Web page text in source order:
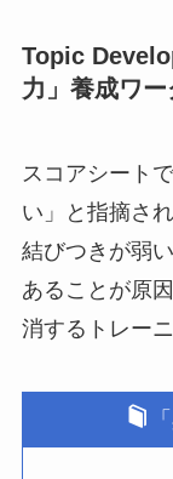
Topic
力」養成ワー
スコアシート
い」と指摘さ
結びつきが弱
あることが原
消するトレー